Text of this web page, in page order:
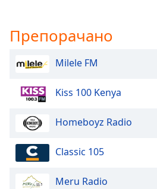
Препорачано
Milele FM
Kiss 100 Kenya
Homeboyz Radio
Classic 105
Meru Radio